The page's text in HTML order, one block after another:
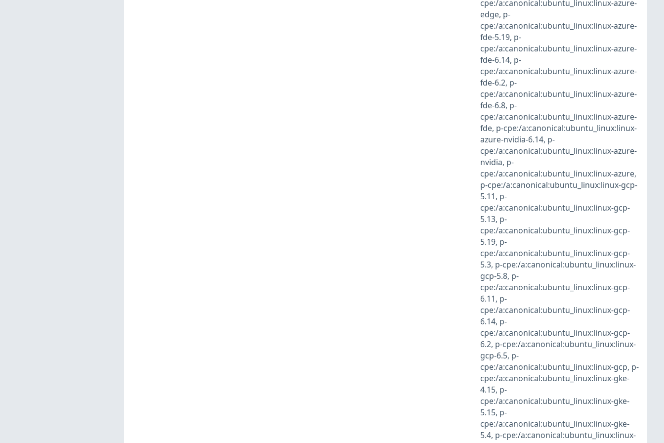
cpe:/a:canonical:ubuntu_linux:linux-azure-
edge, p-
cpe:/a:canonical:ubuntu_linux:linux-azure-
fde-5.19, p-
cpe:/a:canonical:ubuntu_linux:linux-azure-
fde-6.14, p-
cpe:/a:canonical:ubuntu_linux:linux-azure-
fde-6.2, p-
cpe:/a:canonical:ubuntu_linux:linux-azure-
fde-6.8, p-
cpe:/a:canonical:ubuntu_linux:linux-azure-
fde, p-cpe:/a:canonical:ubuntu_linux:linux-
azure-nvidia-6.14, p-
cpe:/a:canonical:ubuntu_linux:linux-azure-
nvidia, p-
cpe:/a:canonical:ubuntu_linux:linux-azure,
p-cpe:/a:canonical:ubuntu_linux:linux-gcp-
5.11, p-
cpe:/a:canonical:ubuntu_linux:linux-gcp-
5.13, p-
cpe:/a:canonical:ubuntu_linux:linux-gcp-
5.19, p-
cpe:/a:canonical:ubuntu_linux:linux-gcp-
5.3, p-cpe:/a:canonical:ubuntu_linux:linux-
gcp-5.8, p-
cpe:/a:canonical:ubuntu_linux:linux-gcp-
6.11, p-
cpe:/a:canonical:ubuntu_linux:linux-gcp-
6.14, p-
cpe:/a:canonical:ubuntu_linux:linux-gcp-
6.2, p-cpe:/a:canonical:ubuntu_linux:linux-
gcp-6.5, p-
cpe:/a:canonical:ubuntu_linux:linux-gcp, p-
cpe:/a:canonical:ubuntu_linux:linux-gke-
4.15, p-
cpe:/a:canonical:ubuntu_linux:linux-gke-
5.15, p-
cpe:/a:canonical:ubuntu_linux:linux-gke-
5.4, p-cpe:/a:canonical:ubuntu_linux:linux-